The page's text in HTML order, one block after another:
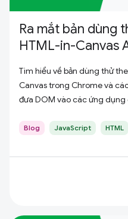
Ra mắt bản dùng
HTML-in-Canvas
Tìm hiểu về bản dùng thử
Canvas trong Chrome và
đưa DOM vào các ứng dụng
Blog JavaScript HTML